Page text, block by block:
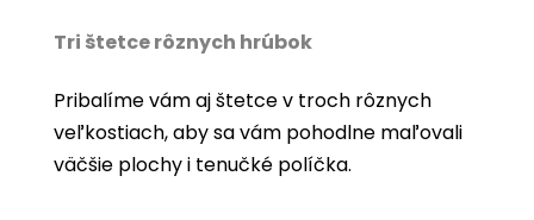
Tri štetce rôznych hrúbok
Pribalíme vám aj štetce v troch rôznych
veľkostiach, aby sa vám pohodlne maľovali
väčšie plochy i tenučké políčka.